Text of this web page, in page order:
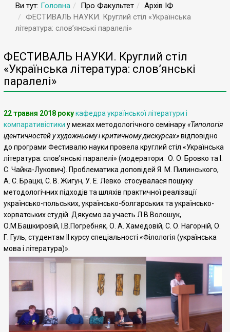
Ви тут: Головна Про Факультет
Архів ІФ
ФЕСТИВАЛЬ НАУКИ. Круглий стіл «Українська
література: слов’янські паралелі»
ФЕСТИВАЛЬ НАУКИ. Круглий стіл
«Українська література: слов’янські
паралелі»
22 травня 2018 рокукафедра української літератури і
компаративістики у межах методологічного семінару«Типологія
ідентичностей у художньому і критичному дискурсах»відповідно
до програми Фестивалю науки провела круглий стіл «Українська
література: слов’янські паралелі» (модератори: О. О. Бровко та І.
С. Чайка-Лукович). Проблематика доповідей Я. М. Пилинського,
А. С. Брацкі, С. В. Жигун, У. Е. Левко стосувалася пошуку
методологічних підходів та шляхів практичної реалізації
українсько-польських, українсько-болгарських та українсько-
хорватських студій. Дякуємо за участь Л.В.Волошук,
О.М.Башкировій, І.В.Погребняк, О. А. Хамедовій, С. О. Нагорній, О.
Г. Гуль, студентам ІІ курсу спеціальності «Філологія (українська
мова і література)».